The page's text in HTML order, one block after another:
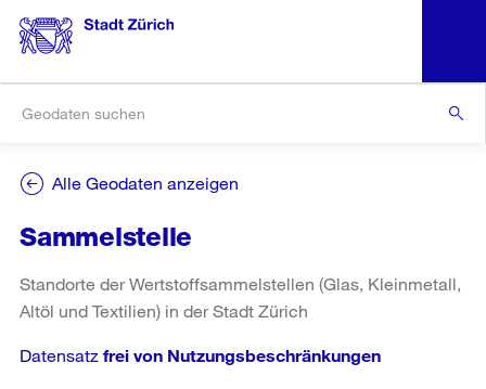
Alle Geodaten anzeigen
Sammelstelle
Standorte der Wertstoffsammelstellen (Glas, Kleinmetall,
Altöl und Textilien) in der Stadt Zürich
Datensatz frei von Nutzungsbeschränkungen